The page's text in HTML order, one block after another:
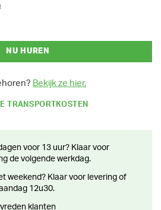
NU HUREN
Bekijk ze hier.
TRANSPORTKOSTEN
de volgende werkdag.
12u30.
klanten